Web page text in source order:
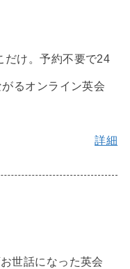
だけ。予約不要で24
るオンライン英会
詳細
世話になった英会